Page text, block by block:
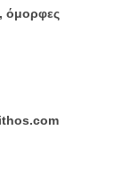
όμορφες